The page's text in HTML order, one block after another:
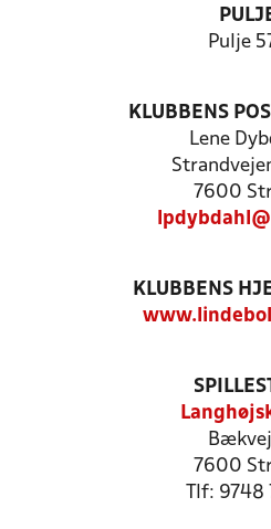
Pulje
KLUBBENS
Lene
7600
KLUBBENS
7600
Tlf: 9748